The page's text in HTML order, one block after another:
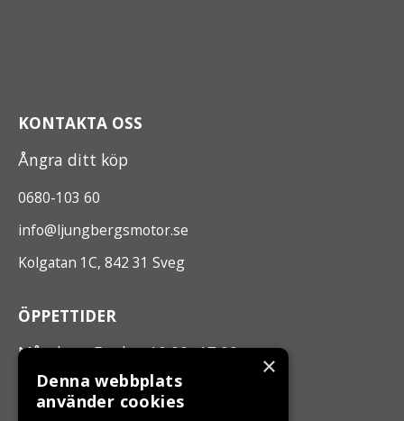
KONTAKTA OSS
Ångra ditt köp
0680-103 60
info@ljungbergsmotor.se
Kolgatan 1C, 842 31 Sveg
ÖPPETTIDER
Måndag - Fredag 10.00 -17.00
LJUNGBERGS MOTOR
×
Denna webbplats
använder cookies